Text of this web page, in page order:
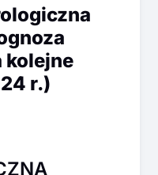
kolejne
r.)